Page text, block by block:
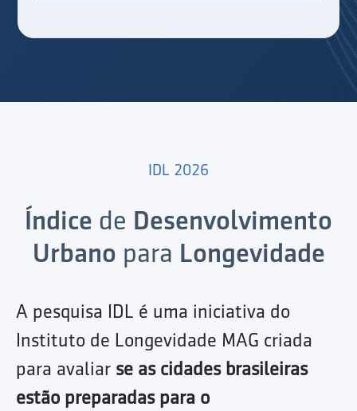
IDL 2026
Índice de Desenvolvimento
Urbano para Longevidade
A pesquisa IDL é uma iniciativa do
Instituto de Longevidade MAG criada
para avaliar se as cidades brasileiras
estão preparadas para o